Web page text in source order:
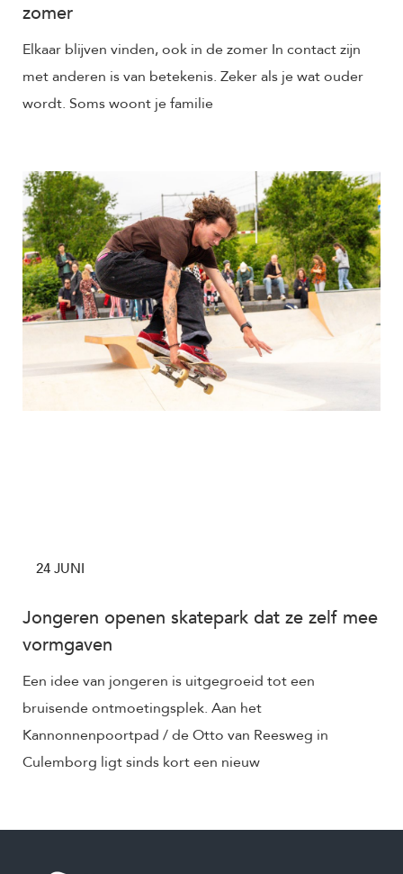
zomer
Elkaar blijven vinden, ook in de zomer In contact zijn
met anderen is van betekenis. Zeker als je wat ouder
wordt. Soms woont je familie
Jongeren openen skatepark dat ze zelf mee
vormgaven
24 JUNI
Een idee van jongeren is uitgegroeid tot een
bruisende ontmoetingsplek. Aan het
Kannonnenpoortpad / de Otto van Reesweg in
Culemborg ligt sinds kort een nieuw